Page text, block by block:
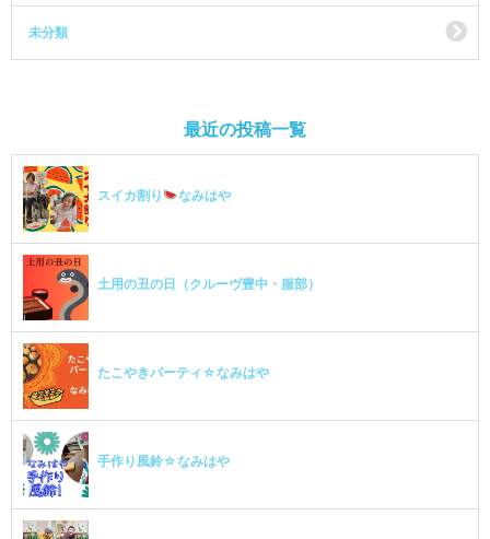
未分類
最近の投稿一覧
スイカ割り なみはや
土用の丑の日（クルーヴ豊中・服部）
たこやきパーティ☆なみはや
手作り風鈴☆なみはや